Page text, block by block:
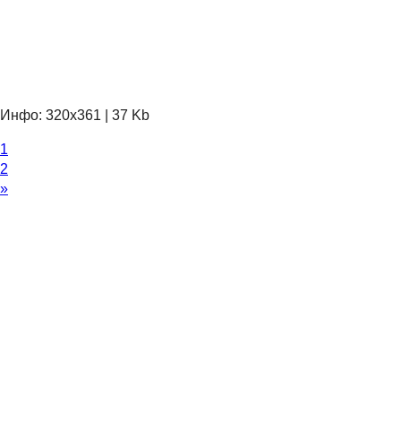
Инфо: 320х361 | 37 Kb
1
2
»